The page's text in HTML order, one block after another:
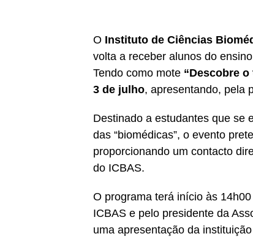
O Instituto de Ciências
volta a receber alunos do
Tendo como mote “Descobre
3 de julho, apresentando, pela
Destinado a estudantes que se
das “biomédicas”, o evento
proporcionando um contacto
do ICBAS.
O programa terá início às
ICBAS e pelo presidente da
uma apresentação da